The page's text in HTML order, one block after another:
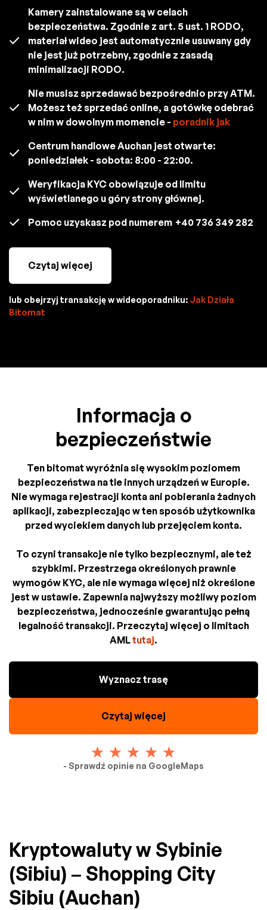
Kamery zainstalowane są w celach
bezpieczeństwa. Zgodnie z art. 5 ust. 1 RODO,
materiał wideo jest automatycznie usuwany gdy
nie jest już potrzebny, zgodnie z zasadą
minimalizacji RODO.
Nie musisz sprzedawać bezpośrednio przy ATM.
Możesz też sprzedać online, a gotówkę odebrać
w nim w dowolnym momencie - poradnik jak
Centrum handlowe Auchan jest otwarte:
poniedziałek - sobota: 8:00 - 22:00.
Weryfikacja KYC obowiązuje od limitu
wyświetlanego u góry strony głównej.
Pomoc uzyskasz pod numerem +40 736 349 282
Czytaj więcej
lub obejrzyj transakcję w wideoporadniku: Jak Działa
Bitomat
Informacja o
bezpieczeństwie
Ten bitomat wyróżnia się wysokim poziomem
bezpieczeństwa na tle innych urządzeń w Europie.
Nie wymaga rejestracji konta ani pobierania żadnych
aplikacji, zabezpieczając w ten sposób użytkownika
przed wyciekiem danych lub przejęciem konta.
To czyni transakcje nie tylko bezpiecznymi, ale też
szybkimi. Przestrzega określonych prawnie
wymogów KYC, ale nie wymaga więcej niż określone
jest w ustawie. Zapewnia najwyższy możliwy poziom
bezpieczeństwa, jednocześnie gwarantując pełną
legalność transakcji. Przeczytaj więcej o limitach
AMLtutaj.
Wyznacz trasę
Czytaj więcej
- Sprawdź opinie na GoogleMaps
Kryptowaluty w Sybinie
(Sibiu) – Shopping City
Sibiu (Auchan)